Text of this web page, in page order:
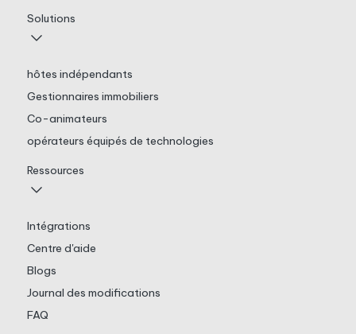
Solutions
hôtes indépendants
Gestionnaires immobiliers
Co-animateurs
opérateurs équipés de technologies
Ressources
Intégrations
Centre d'aide
Blogs
Journal des modifications
FAQ